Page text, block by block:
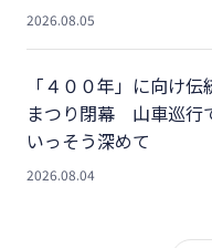
2026.08.05
「４００年」に向け
まつり閉幕 山車巡行
いっそう深めて
2026.08.04